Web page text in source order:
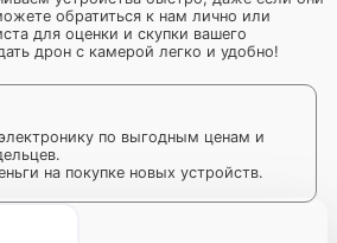
обратиться к нам лично или
для оценки и скупки вашего
дрон с камерой легко и удобно!
по выгодным ценам и
на покупке новых устройств.